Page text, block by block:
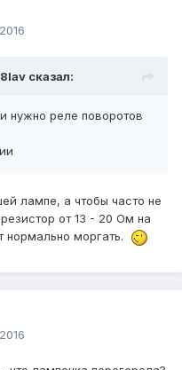
сказал:
нужно реле поворотов
лампе, а чтобы часто не
от 13 - 20 Ом на
нормально моргать.